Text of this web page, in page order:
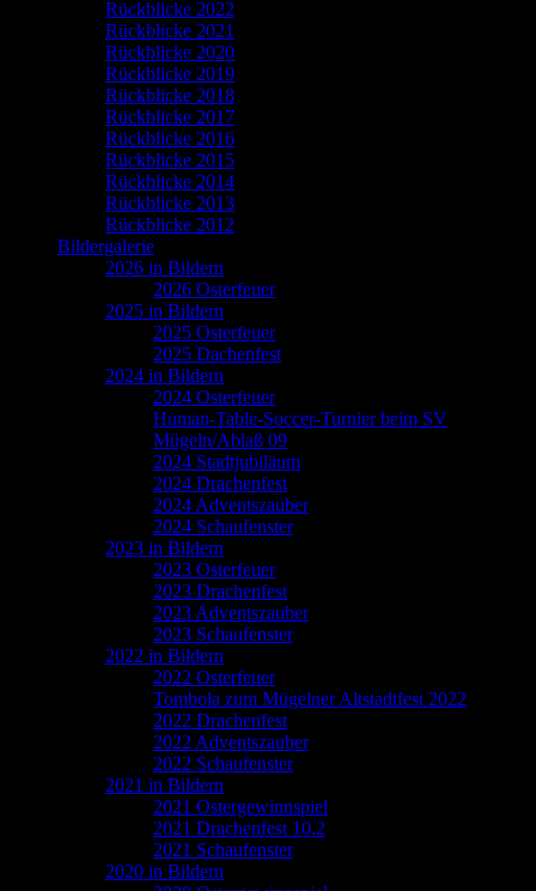
Rückblicke 2022
Rückblicke 2021
Rückblicke 2020
Rückblicke 2019
Rückblicke 2018
Rückblicke 2017
Rückblicke 2016
Rückblicke 2015
Rückblicke 2014
Rückblicke 2013
Rückblicke 2012
Bildergalerie
2026 in Bildern
2026 Osterfeuer
2025 in Bildern
2025 Osterfeuer
2025 Dachenfest
2024 in Bildern
2024 Osterfeuer
Human-Table-Soccer-Turnier beim SV
Mügeln/Ablaß 09
2024 Stadtjubiläum
2024 Drachenfest
2024 Adventszauber
2024 Schaufenster
2023 in Bildern
2023 Osterfeuer
2023 Drachenfest
2023 Adventszauber
2023 Schaufenster
2022 in Bildern
2022 Osterfeuer
Tombola zum Mügelner Altstadtfest 2022
2022 Drachenfest
2022 Adventszauber
2022 Schaufenster
2021 in Bildern
2021 Ostergewinnspiel
2021 Drachenfest 10.2
2021 Schaufenster
2020 in Bildern